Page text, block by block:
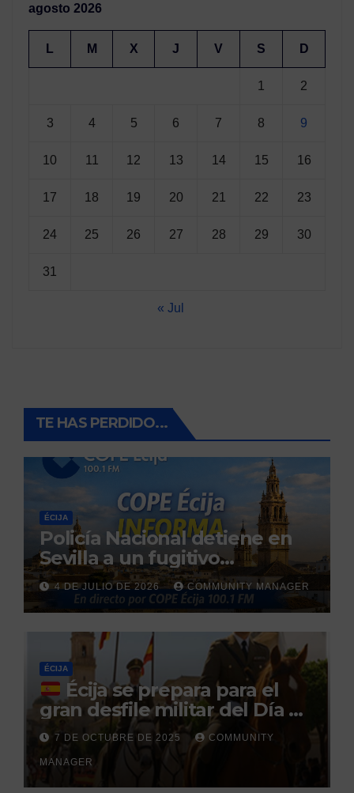
agosto 2026
L M X J V S D
1 2
3 4 5 6 7 8 9
10 11 12 13 14 15 16
17 18 19 20 21 22 23
24 25 26 27 28 29 30
31
« Jul
TE HAS PERDIDO...
ÉCIJA
Policía Nacional detiene en
Sevilla a un fugitivo
reclamado por narcotráfico
tras no regresar a prisión
durante un permiso
penitenciario
4 DE JULIO DE 2026 COMMUNITY MANAGER
ÉCIJA
Écija se prepara para el
gran desfile militar del Día de
la Hispanidad organizado por
el Centro Militar de Cría
Caballar
7 DE OCTUBRE DE 2025 COMMUNITY
MANAGER